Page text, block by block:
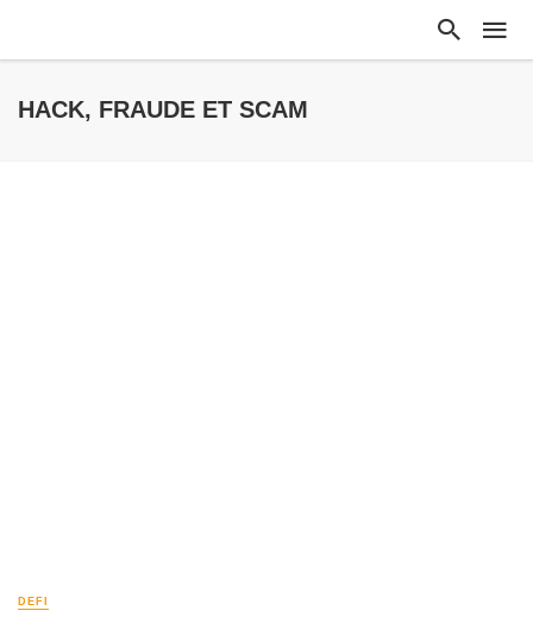
HACK, FRAUDE ET SCAM
DEFI